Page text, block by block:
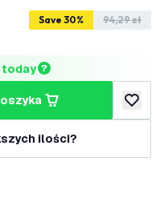
Save 30% 94,29 zł
today
dodaj
ilości?